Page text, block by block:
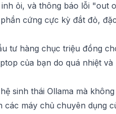
ỏi, và thông báo lỗi "out
cứng cực kỳ đắt đỏ,
tư hàng chục triệu đồng
của bạn do quá nhiệt và
sinh thái Ollama mà
máy chủ chuyên dụng